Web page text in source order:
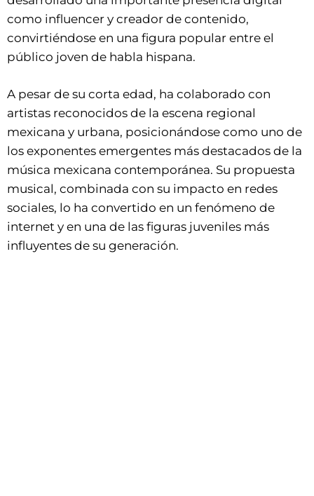
como influencer y creador de contenido,
convirtiéndose en una figura popular entre el
público joven de habla hispana.
A pesar de su corta edad, ha colaborado con
artistas reconocidos de la escena regional
mexicana y urbana, posicionándose como uno de
los exponentes emergentes más destacados de la
música mexicana contemporánea. Su propuesta
musical, combinada con su impacto en redes
sociales, lo ha convertido en un fenómeno de
internet y en una de las figuras juveniles más
influyentes de su generación.